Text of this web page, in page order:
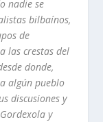
nadie se
bilbaínos,
de
las crestas del
donde,
algún pueblo
discusiones y
y